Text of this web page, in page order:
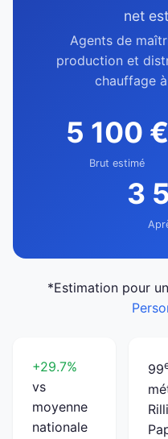
net
Agents de
production et
chauffage
5 100 €
Brut estimé
3
*Estimation pour
+29.7%
vs
moyenne
nationale
99